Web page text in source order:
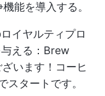
能を導入する。
イヤルティプロ
える：Brew
います！コーヒ
スタートです。